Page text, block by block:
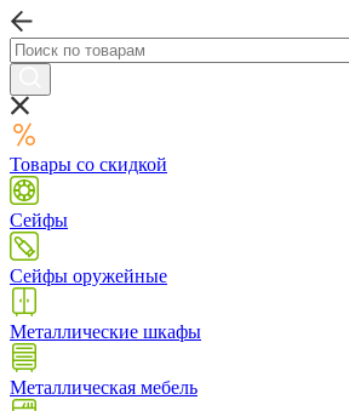
Товары со скидкой
Сейфы
Сейфы оружейные
Металлические шкафы
Металлическая мебель